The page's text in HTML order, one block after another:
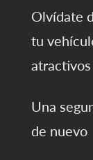
Olvídate
tu
Una
de nuevo